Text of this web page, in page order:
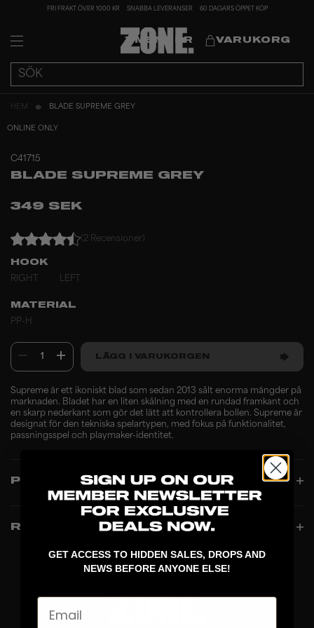
FRI FRAKT ÖVER 1000 KR SNABBA LEVERANSER 60 DAGARS ÖPPET KÖP
MEMBER VARUKORG
HEM BLADE SUPREME GREY
ONLINE ONLY
C41715
BLADE SUPREME GREY
349 SEK
(2 Recensioner)
HOOK
RIGHT
LEFT
MATERIAL
PP-H
1 LÄGG I VARUKORGEN
Supreme är ett ikoniskt blad som sedan 2013 sålt enorma mängder på
marknaden. Bladet har en liten skålning med en rundad framkant och
en skarp nederkant som gör det lätt att kontrollera bollen. Supreme är
designat för den tekniska spelartypen, med fokus på funktionalitet,
passningsspel och playmaker-identitet.
PRODUCT INFO
RECENSIONER
GET ACCESS TO HIDDEN SALES, DROPS AND
NEWS BEFORE ANYONE ELSE!